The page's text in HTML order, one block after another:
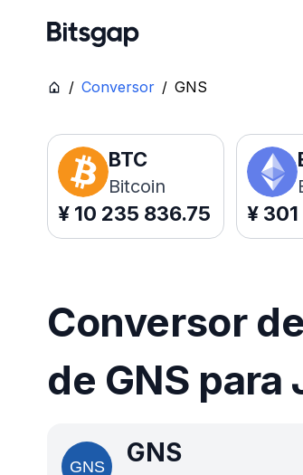
/ Conversor / GNS
BTC
Bitcoin
¥ 10 235 836.75 ¥
Conversor
de GNS para
GNS